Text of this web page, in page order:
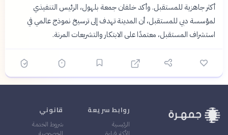
أكثر جاهزية للمستقبل. وأكد خلفان جمعة بلهول، الرئيس التنفيذي
لمؤسسة دبي للمستقبل، أن المدينة تهدف إلى ترسيخ نموذج عالمي في
استشراف المستقبل، معتمدًا على الابتكار والتشريعات المرنة.
روابط سريعة
الرئيسية
الأكثر قراءة
قانوني
شروط الخدمة
الخصوصية